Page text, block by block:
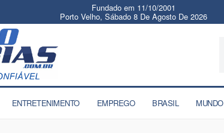
Fundado em 11/10/2001
Porto Velho, Sábado 8 De Agosto De 2026
ENTRETENIMENTO EMPREGO BRASIL MUNDO